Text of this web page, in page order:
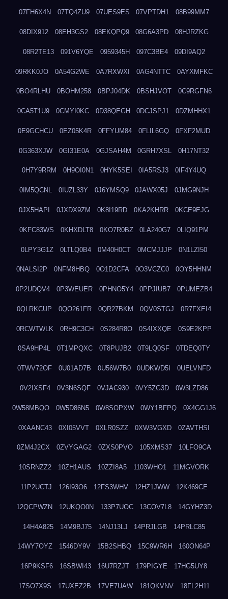
07FH6X4N 07TQ4ZU9 07UES9ES 07VPTDH1 08B99MM7
08DIX912 08EH3GS2 08EKQPQ9 08G6A3PD 08HJRZKG
08R2TE13 091V6YQE 0959345H 097C3BE4 09DI9AQ2
09RKK0JO 0A54G2WE 0A7RXWXI 0AG4NTTC 0AYXMFKC
0BO4RLHU 0BOHM258 0BPJ04DK 0BSHJVOT 0C9RGFN6
0CA5T1U9 0CMYI0KC 0D38QEGH 0DCJSPJ1 0DZMHHX1
0E9GCHCU 0EZ05K4R 0FFYUM84 0FLIL6GQ 0FXF2MUD
0G363XJW 0GI31E0A 0GJSAH4M 0GRH7XSL 0H17NT32
0H7Y9RRM 0H9OI0N1 0HYK5SEI 0IA5RSJ3 0IF4Y4UQ
0IM5QCNL 0IUZL33Y 0J6YMSQ9 0JAWX05J 0JMG9NJH
0JX5HAPI 0JXDX9ZM 0K8I19RD 0KA2KHRR 0KCE9EJG
0KFC83WS 0KHXDLT8 0KO7R0BZ 0LA240G7 0LIQ91PM
0LPY3G1Z 0LTLQ0B4 0M40H0CT 0MCMJJJP 0N1LZI50
0NALSI2P 0NFM8HBQ 0O1D2CFA 0O3VCZC0 0OY5HHNM
0P2UDQV4 0P3WEUER 0PHNO5Y4 0PPJIUB7 0PUMEZB4
0QLRKCUP 0QO261FR 0QR27BKM 0QV0STGJ 0R7FXEI4
0RCWTWLK 0RH9C3CH 0S284R8O 0S4IXXQE 0S9E2KPP
0SA9HP4L 0T1MPQXC 0T8PUJB2 0T9LQ0SF 0TDEQ0TY
0TWV72OF 0U01AD7B 0U56W7B0 0UDKWD5I 0UELVNFD
0V2IXSF4 0V3N6SQF 0VJAC930 0VY5ZG3D 0W3LZD86
0W58MBQO 0W5D86N5 0W8SOPXW 0WY1BFPQ 0X4GG1J6
0XAANC43 0XI05VVT 0XLR0SZZ 0XW3VGXD 0ZAVTHSI
0ZM4J2CX 0ZVYGAG2 0ZXS0PVO 105XMS37 10LFO9CA
10SRNZZ2 10ZH1AUS 10ZZI8A5 1103WHO1 11MGVORK
11P2UCTJ 126I93O6 12FS3WHV 12HZ1JWW 12K469CE
12QCPWZN 12UKQO0N 133P7UOC 13COV7L8 14GYHZ3D
14H4A825 14M9BJ75 14NJ13LJ 14PRJLGB 14PRLC85
14WY7OYZ 1546DY9V 15B2SHBQ 15C9WR6H 160ON64P
16P9KSF6 16SBWI43 16U7RZJT 179PIGYE 17HG5UY8
17SO7X9S 17UXEZ2B 17VE7UAW 181QKVNV 18FL2H11